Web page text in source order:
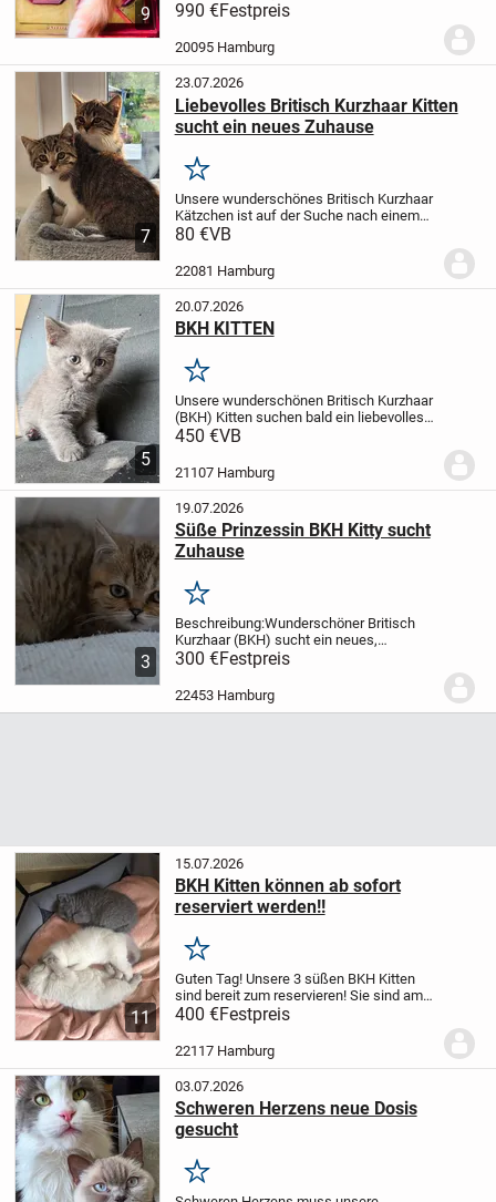
9
Tierwohl verschrieben hat und ihre Katzen
als vollwertige Familienmitglieder
liebevollst und bestens umsorgt.
990 €Festpreis
20095 Hamburg
7
23.07.2026
Liebevolles Britisch Kurzhaar Kitten
sucht ein neues Zuhause
Merken
Unsere wunderschönes Britisch Kurzhaar
Kätzchen ist auf der Suche nach einem
liebevollen neuen Zuhause. Sie ist
beim Toben und Kuscheln. Sie ist sehr...
80 €VB
22081 Hamburg
5
20.07.2026
BKH KITTEN
Merken
Unsere wunderschönen Britisch Kurzhaar
(BKH) Kitten suchen bald ein liebevolles
Zuhause. Geboren am: 22.05.2026
Alltagsgeräusche gewöhnt
450 €VB
21107 Hamburg
3
19.07.2026
Süße Prinzessin BKH Kitty sucht
Zuhause
Merken
Beschreibung:Wunderschöner Britisch
Kurzhaar (BKH) sucht ein neues,
liebevolles Zuhause.
Geimpft
verspieltSehr freundlich und
StubenreinFrisst Nass- und...
300 €Festpreis
22453 Hamburg
11
15.07.2026
BKH Kitten können ab sofort
reserviert werden!!
Merken
Guten Tag! Unsere 3 süßen BKH Kitten
sind bereit zum reservieren! Sie sind am
10.06.26 geboren und werden erst am
10.09.26 abgegeben, wenn sie 12
Wochen alt sind!
400 €Festpreis
22117 Hamburg
03.07.2026
Schweren Herzens neue Dosis
gesucht
Merken